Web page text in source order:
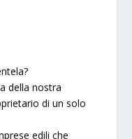
della nostra
di un solo
edili che